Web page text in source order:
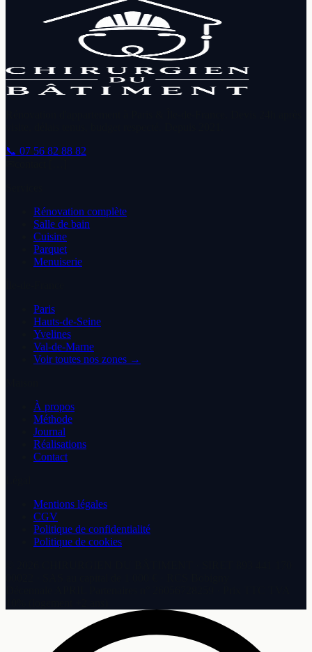
📞 07 56 82 88 82
Rénovation complète
Salle de bain
Cuisine
Parquet
Menuiserie
Paris
Hauts-de-Seine
Yvelines
Val-de-Marne
Voir toutes nos zones →
À propos
Méthode
Journal
Réalisations
Contact
Mentions légales
CGV
Politique de confidentialité
Politique de cookies